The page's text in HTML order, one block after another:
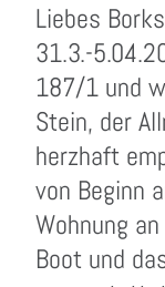
Liebes
31.3.-
187/1 und
Stein, der
herzhaft
von Beginn
Wohnung
Boot und